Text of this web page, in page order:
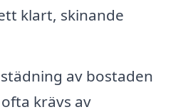
klart, skinande
av bostaden
krävs av